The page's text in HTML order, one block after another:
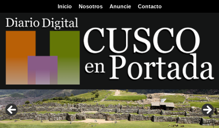
Inicio Nosotros Anuncie Contacto